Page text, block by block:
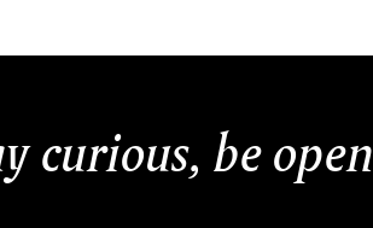
curious, be open